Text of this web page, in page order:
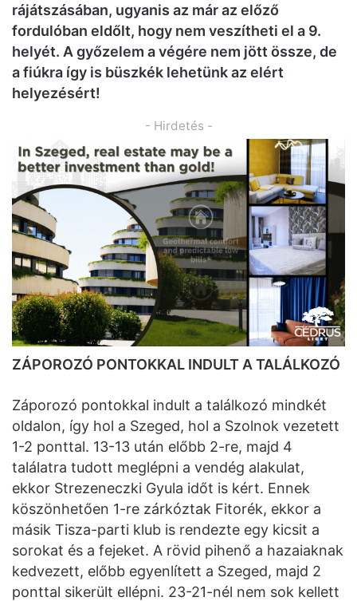
rájátszásában, ugyanis az már az előző
fordulóban eldőlt, hogy nem veszítheti el a 9.
helyét. A győzelem a végére nem jött össze, de
a fiúkra így is büszkék lehetünk az elért
helyezésért!
- Hirdetés -
ZÁPOROZÓ PONTOKKAL INDULT A TALÁLKOZÓ
Záporozó pontokkal indult a találkozó mindkét
oldalon, így hol a Szeged, hol a Szolnok vezetett
1-2 ponttal. 13-13 után előbb 2-re, majd 4
találatra tudott meglépni a vendég alakulat,
ekkor Strezeneczki Gyula időt is kért. Ennek
köszönhetően 1-re zárkóztak Fitorék, ekkor a
másik Tisza-parti klub is rendezte egy kicsit a
sorokat és a fejeket. A rövid pihenő a hazaiaknak
kedvezett, előbb egyenlített a Szeged, majd 2
ponttal sikerült ellépni. 23-21-nél nem sok kellett